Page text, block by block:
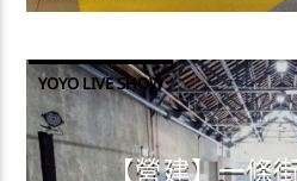
YOYO LIVE SHOW